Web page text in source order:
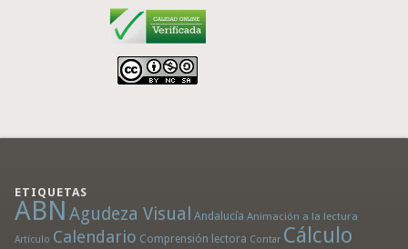
ETIQUETAS
ABN Agudeza Visual Andalucía Animación a la lectura
Artículo Calendario Comprensión lectora Contar Cálculo